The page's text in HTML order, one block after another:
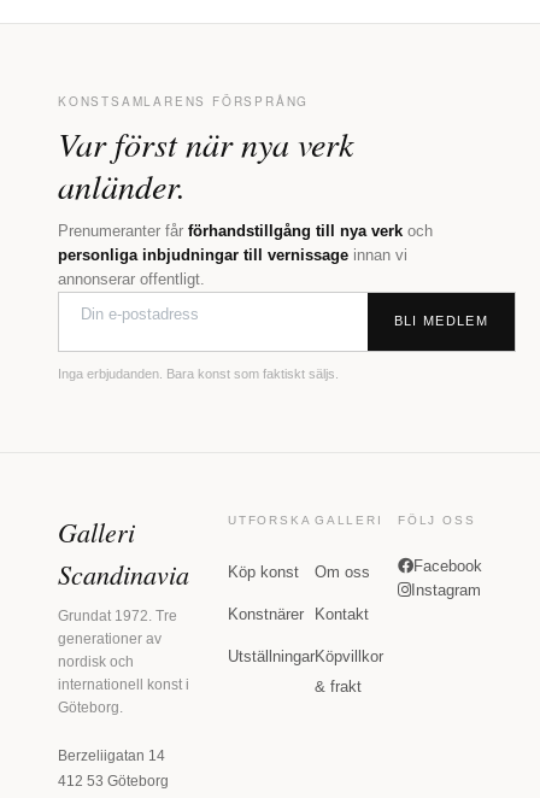
KONSTSAMLARENS FÖRSPRÅNG
Var först när nya verk
anländer.
Prenumeranter får förhandstillgång till nya verk och
personliga inbjudningar till vernissage innan vi
annonserar offentligt.
BLI MEDLEM
Inga erbjudanden. Bara konst som faktiskt säljs.
Galleri
Scandinavia
Grundat 1972. Tre
generationer av
nordisk och
internationell konst i
Göteborg.
Berzeliigatan 14
412 53 Göteborg
UTFORSKA
Köp konst
Konstnärer
Utställningar
GALLERI
Om oss
Kontakt
Köpvillkor
& frakt
FÖLJ OSS
Facebook
Instagram